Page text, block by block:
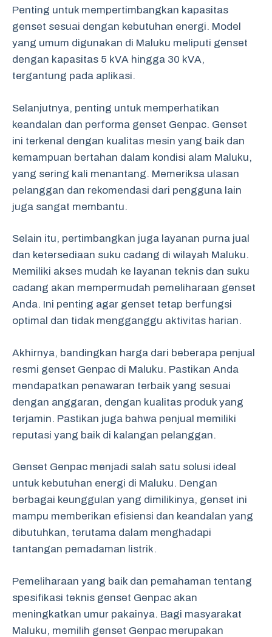
Penting untuk mempertimbangkan kapasitas
genset sesuai dengan kebutuhan energi. Model
yang umum digunakan di Maluku meliputi genset
dengan kapasitas 5 kVA hingga 30 kVA,
tergantung pada aplikasi.
Selanjutnya, penting untuk memperhatikan
keandalan dan performa genset Genpac. Genset
ini terkenal dengan kualitas mesin yang baik dan
kemampuan bertahan dalam kondisi alam Maluku,
yang sering kali menantang. Memeriksa ulasan
pelanggan dan rekomendasi dari pengguna lain
juga sangat membantu.
Selain itu, pertimbangkan juga layanan purna jual
dan ketersediaan suku cadang di wilayah Maluku.
Memiliki akses mudah ke layanan teknis dan suku
cadang akan mempermudah pemeliharaan genset
Anda. Ini penting agar genset tetap berfungsi
optimal dan tidak mengganggu aktivitas harian.
Akhirnya, bandingkan harga dari beberapa penjual
resmi genset Genpac di Maluku. Pastikan Anda
mendapatkan penawaran terbaik yang sesuai
dengan anggaran, dengan kualitas produk yang
terjamin. Pastikan juga bahwa penjual memiliki
reputasi yang baik di kalangan pelanggan.
Genset Genpac menjadi salah satu solusi ideal
untuk kebutuhan energi di Maluku. Dengan
berbagai keunggulan yang dimilikinya, genset ini
mampu memberikan efisiensi dan keandalan yang
dibutuhkan, terutama dalam menghadapi
tantangan pemadaman listrik.
Pemeliharaan yang baik dan pemahaman tentang
spesifikasi teknis genset Genpac akan
meningkatkan umur pakainya. Bagi masyarakat
Maluku, memilih genset Genpac merupakan